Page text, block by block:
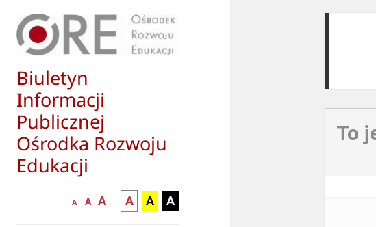
Biuletyn
Informacji
Publicznej
Ośrodka Rozwoju
Edukacji
mniejsza
A
normalna
A
większa-
czcionka
A
kontrast
czarny
A
kontrast
czarny
A
kontrast
żółty
A
To